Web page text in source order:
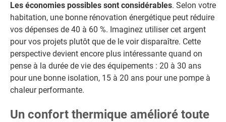
Les économies possibles sont considérables. Selon votre
habitation, une bonne rénovation énergétique peut réduire
vos dépenses de 40 à 60 %. Imaginez utiliser cet argent
pour vos projets plutôt que de le voir disparaître. Cette
perspective devient encore plus intéressante quand on
pense à la durée de vie des équipements : 20 à 30 ans
pour une bonne isolation, 15 à 20 ans pour une pompe à
chaleur performante.
Un confort thermique amélioré toute